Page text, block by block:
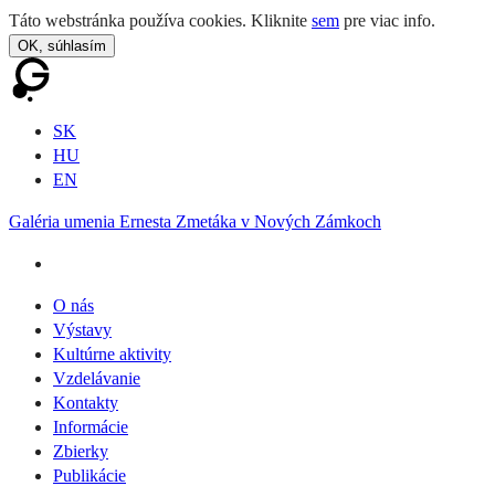
Táto webstránka používa cookies. Kliknite sem pre viac info.
OK, súhlasím
SK
HU
EN
Galéria umenia Ernesta Zmetáka v Nových Zámkoch
O nás
Výstavy
Kultúrne aktivity
Vzdelávanie
Kontakty
Informácie
Zbierky
Publikácie